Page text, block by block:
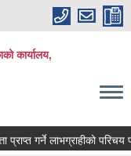
कार्यालय,
प्राप्त गर्ने लाभग्राहीको